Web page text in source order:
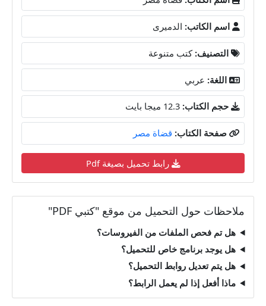
اسم الكاتب: الدميرى
التصنيف: كتب متنوعة
اللغة: عربي
حجم الكتاب: 12.3 ميجا بايت
صفحة الكتاب: قضاة مصر
رابط تحميل بصيغة Pdf
ملاحظات حول التحميل من موقع "كتبي PDF"
هل تم فحص الملفات من الفيروسات؟
هل يوجد برنامج خاص للتحميل؟
هل يتم تعديل روابط التحميل؟
ماذا أفعل إذا لم يعمل الرابط؟